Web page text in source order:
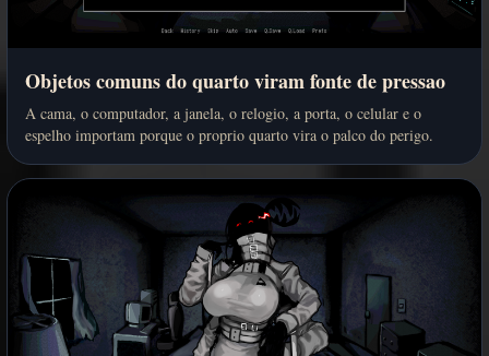
Objetos comuns do quarto viram fonte de pressao
A cama, o computador, a janela, o relogio, a porta, o celular e o
espelho importam porque o proprio quarto vira o palco do perigo.